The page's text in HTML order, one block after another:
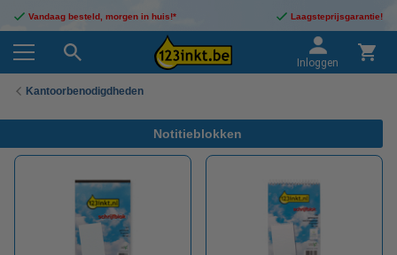
Vandaag besteld, morgen in huis!* Laagsteprijsgarantie!
Inloggen
Kantoorbenodigdheden
Notitieblokken